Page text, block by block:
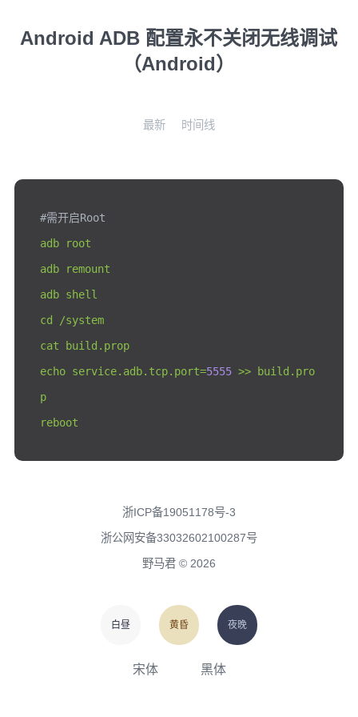
Android ADB 配置永不关闭无线调试
（Android）
最新 时间线
#需开启Root
adb root
adb remount
adb shell
cd
/system
cat build . prop
echo service. adb. tcp. port=5555 >> build . pro
p
reboot
浙ICP备19051178号-3
浙公网安备33032602100287号
野马君 © 2026
白昼 黄昏 夜晚
宋体 黑体